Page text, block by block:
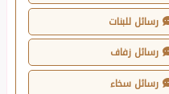
رسائل للبنات
رسائل زفاف
رسائل سخاء